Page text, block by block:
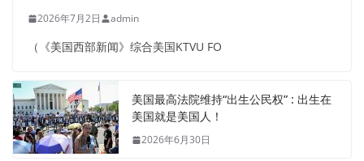
2026年7月2日 admin
（《美国西部新闻》综合美国KTVU FO
美国最高法院维持“出生公民权” : 出生在
美国就是美国人！
2026年6月30日